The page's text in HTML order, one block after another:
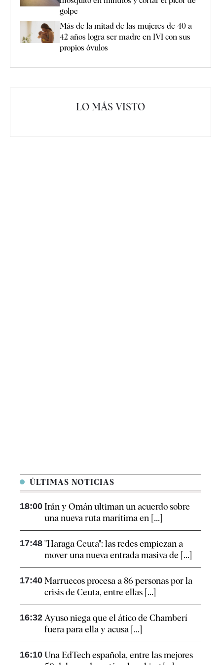
golpe
Más de la mitad de las mujeres de 40 a
42 años logra ser madre en IVI con sus
propios óvulos
LO MÁS VISTO
ÚLTIMAS NOTICIAS
18:00 Irán y Omán ultiman un acuerdo sobre
una nueva ruta marítima en [...]
17:48 "Haraga Ceuta": las redes empiezan a
mover una nueva entrada masiva de [...]
17:40 Marruecos procesa a 86 personas por la
crisis de Ceuta, entre ellas [...]
16:32 Ayuso niega que el ático de Chamberí
fuera para ella y acusa [...]
16:10 Una EdTech española, entre las mejores